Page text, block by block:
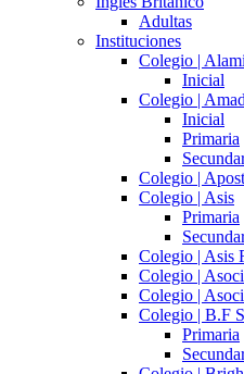
Adultas
Instituciones
Colegio |
Inicial
Colegio |
Inicial
Primaria
Colegio |
Colegio | Asis
Primaria
Colegio | Asis
Colegio |
Colegio |
Colegio | B.F
Primaria